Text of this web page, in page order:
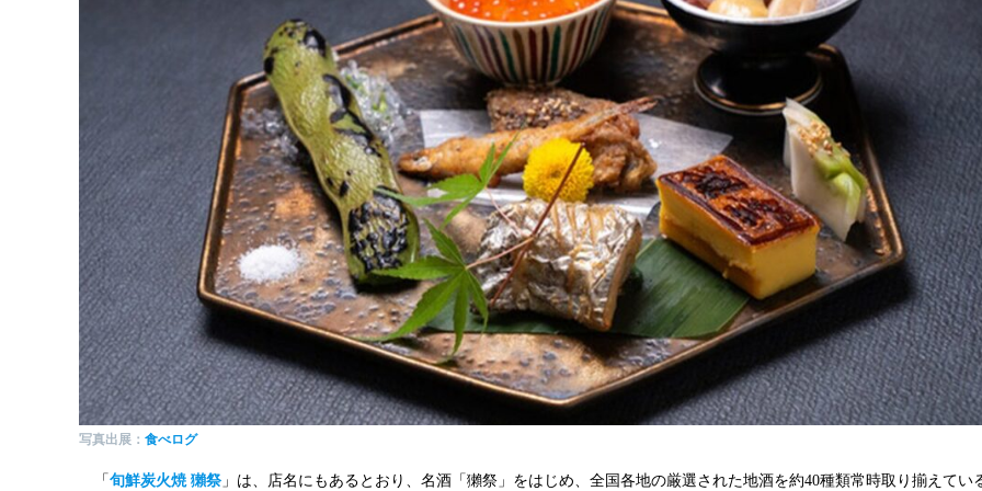
写真出展： 食べログ
「 旬鮮炭火焼 獺祭 」は、店名にもあるとおり、名酒「獺祭」をはじめ、全国各地の厳選された地酒を約40種類常時取り揃えてい